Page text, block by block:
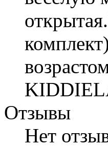
Отзывы
Нет